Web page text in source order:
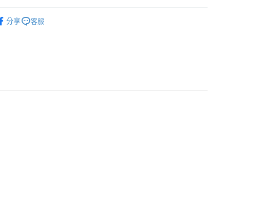
筆NT$80，滿NT$500(含以上)免運費
分享
客服